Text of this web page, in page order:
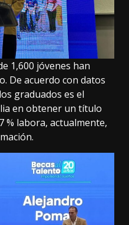
1,600 jóvenes han
De acuerdo con datos
graduados es el
en obtener un título
% labora, actualmente,